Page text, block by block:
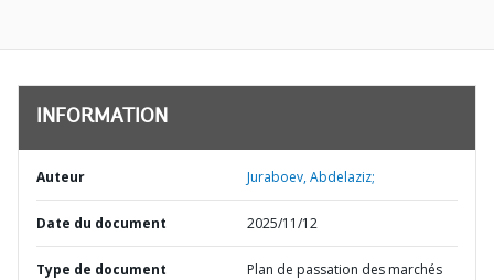
INFORMATION
Auteur Juraboev, Abdelaziz;
Date du document 2025/11/12
Type de document Plan de passation des marchés